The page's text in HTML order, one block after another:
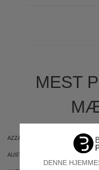
DENNE
MEST
AZZARO
AUSTRALIAN GOLD